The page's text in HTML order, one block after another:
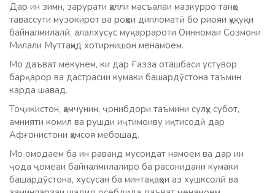
Дар ин зимн, зарурати ҳалли масъалаи мазкурро танҳо
тавассути музокирот ва роҳҳои дипломатӣ бо риояи ҳуқуқи
байналмилалӣ, алалхусус муқаррароти Оинномаи Созмони
Милали Муттаҳид хотирнишон менамоем.
Мо даъват мекунем, ки дар Ғазза оташбаси устувор
барқарор ва дастрасии кумаки башардӯстона таъмин
карда шавад.
Тоҷикистон, ҳамчунин, ҷонибдори таъмини сулҳу субот,
амнияти комил ва рушди иҷтимоиву иқтисодӣ дар
Афғонистони ҳамсоя мебошад.
Мо омодаем ба ин раванд мусоидат намоем ва дар ин
ҷода ҷомеаи байналмилалиро ба расонидани кумаки
башардӯстона, хусусан ба минтақаҳои аз хушксолӣ ва